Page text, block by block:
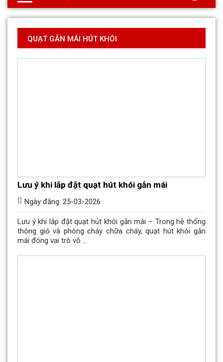
QUẠT GẮN MÁI HÚT KHÓI
Lưu ý khi lắp đặt quạt hút khói gắn mái
Ngày đăng: 25-03-2026
Lưu ý khi lắp đặt quạt hút khói gắn mái – Trong hệ thống
thông gió và phòng cháy chữa cháy, quạt hút khói gắn
mái đóng vai trò vô ...